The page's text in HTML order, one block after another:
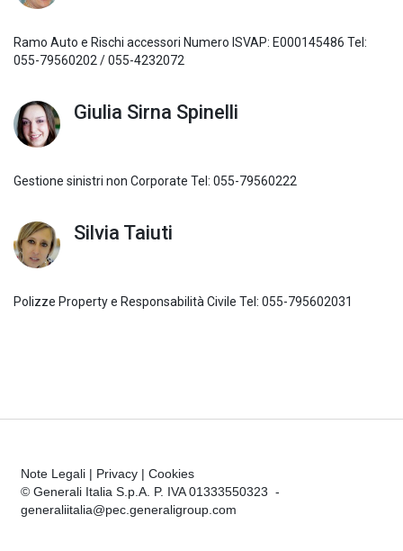
Ramo Auto e Rischi accessori Numero ISVAP: E000145486 Tel:
055-79560202 / 055-4232072
Giulia Sirna Spinelli
Gestione sinistri non Corporate Tel: 055-79560222
Silvia Taiuti
Polizze Property e Responsabilità Civile Tel: 055-795602031
Note Legali | Privacy | Cookies
© Generali Italia S.p.A. P. IVA 01333550323 -
generaliitalia@pec.generaligroup.com